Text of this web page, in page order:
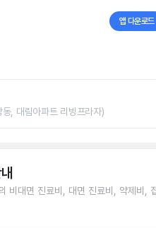
앱 다운로드
, 대림아파트 리빙프라자)
비대면 진료비, 대면 진료비, 약제비,